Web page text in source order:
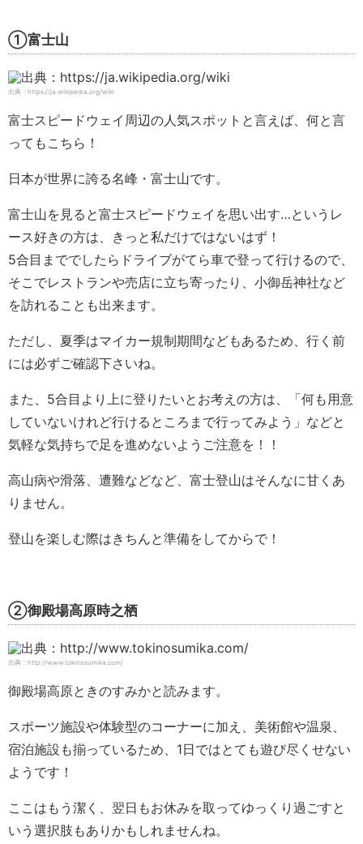
①富士山
出典：https://ja.wikipedia.org/wiki
富士スピードウェイ周辺の人気スポットと言えば、何と言
ってもこちら！
日本が世界に誇る名峰・富士山です。
富士山を見ると富士スピードウェイを思い出す…というレ
ース好きの方は、きっと私だけではないはず！
5合目まででしたらドライブがてら車で登って行けるので、
そこでレストランや売店に立ち寄ったり、小御岳神社など
を訪れることも出来ます。
ただし、夏季はマイカー規制期間などもあるため、行く前
には必ずご確認下さいね。
また、5合目より上に登りたいとお考えの方は、「何も用意
していないけれど行けるところまで行ってみよう」などと
気軽な気持ちで足を進めないようご注意を！！
高山病や滑落、遭難などなど、富士登山はそんなに甘くあ
りません。
登山を楽しむ際はきちんと準備をしてからで！
②御殿場高原時之栖
出典：http://www.tokinosumika.com/
御殿場高原ときのすみかと読みます。
スポーツ施設や体験型のコーナーに加え、美術館や温泉、
宿泊施設も揃っているため、1日ではとても遊び尽くせない
ようです！
ここはもう潔く、翌日もお休みを取ってゆっくり過ごすと
いう選択肢もありかもしれませんね。